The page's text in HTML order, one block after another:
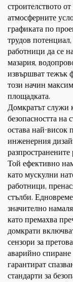
строителството
атмосферните
графиката по
трудов
работници да се
мазария,
извършват тежък
този начин
площадката.
Домкратът служи
безопасността на
остава най-висок
инженерния
Той ефективно
като мускулни
работници,
стълби.
значително
като премахва
домкрати
сензори за
аварийно
гарантират
стандарти за